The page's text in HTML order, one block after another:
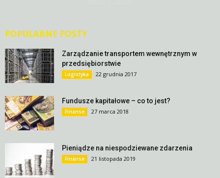
POPULARNE POSTY
Zarządzanie transportem wewnętrznym w
przedsiębiorstwie
Logistyka 22 grudnia 2017
Fundusze kapitałowe – co to jest?
Finanse 27 marca 2018
Pieniądze na niespodziewane zdarzenia
Finanse 21 listopada 2019